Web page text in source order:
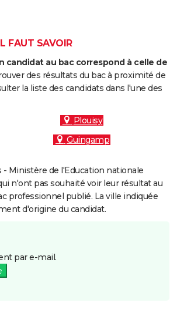
FAUT SAVOIR
candidat au bac correspond à celle de
des résultats du bac à proximité de
la liste des candidats dans l'une des
Plouisy
Guingamp
- Ministère de l'Education nationale
n'ont pas souhaité voir leur résultat au
professionnel publié. La ville indiquée
d'origine du candidat.
par e-mail.